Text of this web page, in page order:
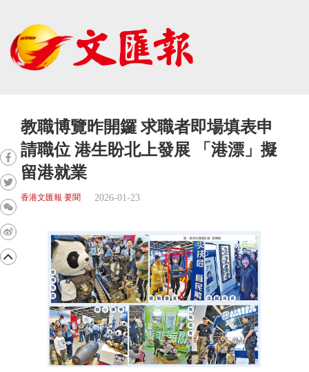
教職博覽昨開鑼 求職者即場填表申
請職位 港生盼北上發展 「港漂」擬
留港就業
香港文匯報 要聞 2026-01-23